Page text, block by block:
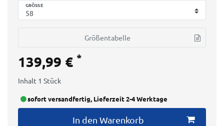
GRÖSSE
Größentabelle
139,99 € *
Inhalt 1 Stück
sofort versandfertig, Lieferzeit 2-4 Werktage
In den Warenkorb